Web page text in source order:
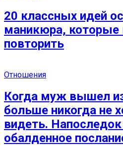
20 классных идей
маникюра, которые
повторить
Отношения
Когда муж вышел
больше никогда не
видеть.
обалденное